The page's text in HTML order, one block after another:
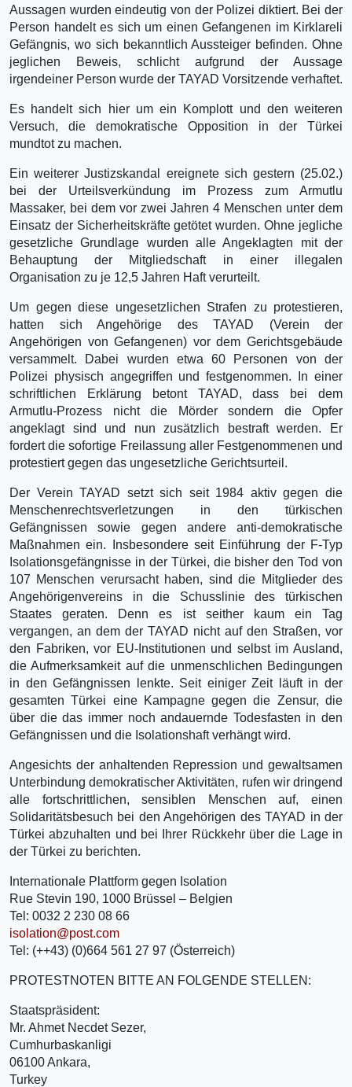
Aussagen wurden eindeutig von der Polizei diktiert. Bei der
Person handelt es sich um einen Gefangenen im Kirklareli
Gefängnis, wo sich bekanntlich Aussteiger befinden. Ohne
jeglichen Beweis, schlicht aufgrund der Aussage
irgendeiner Person wurde der TAYAD Vorsitzende verhaftet.
Es handelt sich hier um ein Komplott und den weiteren
Versuch, die demokratische Opposition in der Türkei
mundtot zu machen.
Ein weiterer Justizskandal ereignete sich gestern (25.02.)
bei der Urteilsverkündung im Prozess zum Armutlu
Massaker, bei dem vor zwei Jahren 4 Menschen unter dem
Einsatz der Sicherheitskräfte getötet wurden. Ohne jegliche
gesetzliche Grundlage wurden alle Angeklagten mit der
Behauptung der Mitgliedschaft in einer illegalen
Organisation zu je 12,5 Jahren Haft verurteilt.
Um gegen diese ungesetzlichen Strafen zu protestieren,
hatten sich Angehörige des TAYAD (Verein der
Angehörigen von Gefangenen) vor dem Gerichtsgebäude
versammelt. Dabei wurden etwa 60 Personen von der
Polizei physisch angegriffen und festgenommen. In einer
schriftlichen Erklärung betont TAYAD, dass bei dem
Armutlu-Prozess nicht die Mörder sondern die Opfer
angeklagt sind und nun zusätzlich bestraft werden. Er
fordert die sofortige Freilassung aller Festgenommenen und
protestiert gegen das ungesetzliche Gerichtsurteil.
Der Verein TAYAD setzt sich seit 1984 aktiv gegen die
Menschenrechtsverletzungen in den türkischen
Gefängnissen sowie gegen andere anti-demokratische
Maßnahmen ein. Insbesondere seit Einführung der F-Typ
Isolationsgefängnisse in der Türkei, die bisher den Tod von
107 Menschen verursacht haben, sind die Mitglieder des
Angehörigenvereins in die Schusslinie des türkischen
Staates geraten. Denn es ist seither kaum ein Tag
vergangen, an dem der TAYAD nicht auf den Straßen, vor
den Fabriken, vor EU-Institutionen und selbst im Ausland,
die Aufmerksamkeit auf die unmenschlichen Bedingungen
in den Gefängnissen lenkte. Seit einiger Zeit läuft in der
gesamten Türkei eine Kampagne gegen die Zensur, die
über die das immer noch andauernde Todesfasten in den
Gefängnissen und die Isolationshaft verhängt wird.
Angesichts der anhaltenden Repression und gewaltsamen
Unterbindung demokratischer Aktivitäten, rufen wir dringend
alle fortschrittlichen, sensiblen Menschen auf, einen
Solidaritätsbesuch bei den Angehörigen des TAYAD in der
Türkei abzuhalten und bei Ihrer Rückkehr über die Lage in
der Türkei zu berichten.
Internationale Plattform gegen Isolation
Rue Stevin 190, 1000 Brüssel – Belgien
Tel: 0032 2 230 08 66
isolation@post.com
Tel: (++43) (0)664 561 27 97 (Österreich)
PROTESTNOTEN BITTE AN FOLGENDE STELLEN:
Staatspräsident:
Mr. Ahmet Necdet Sezer,
Cumhurbaskanligi
06100 Ankara,
Turkey